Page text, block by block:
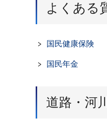
よくある
国民健康保険
国民年金
道路・河